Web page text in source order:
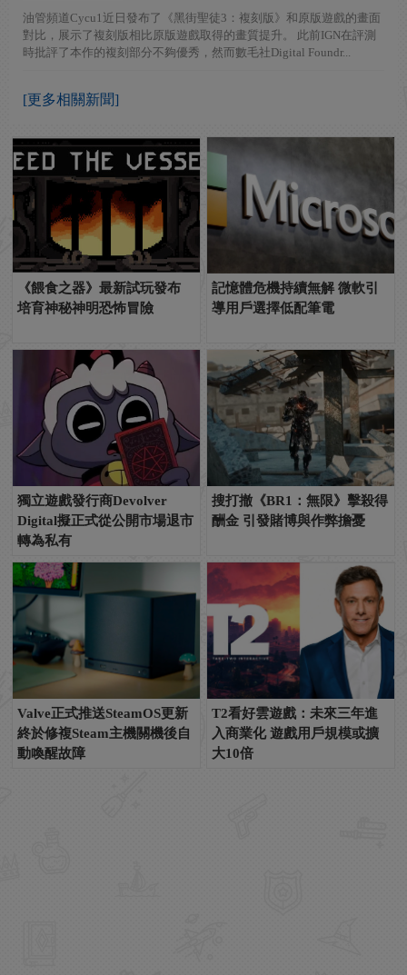
油管頻道Cycu1近日發布了《黑街聖徒3：複刻版》和原版遊戲的畫面
對比，展示了複刻版相比原版遊戲取得的畫質提升。 此前IGN在評測
時批評了本作的複刻部分不夠優秀，然而數毛社Digital Foundr...
[更多相關新聞]
《餵食之器》最新試玩發布
培育神秘神明恐怖冒險
記憶體危機持續無解 微軟引
導用戶選擇低配筆電
獨立遊戲發行商Devolver
Digital擬正式從公開市場退市
轉為私有
搜打撤《BR1：無限》擊殺得
酬金 引發賭博與作弊擔憂
Valve正式推送SteamOS更新
終於修複Steam主機關機後自
動喚醒故障
T2看好雲遊戲：未來三年進
入商業化 遊戲用戶規模或擴
大10倍